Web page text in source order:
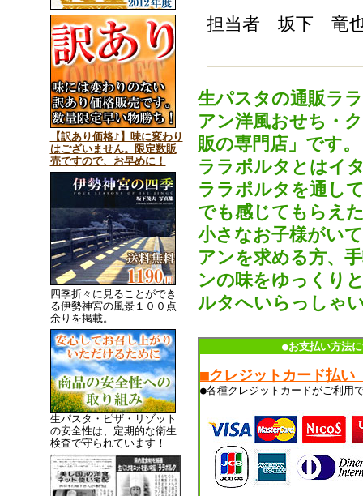
【訳あり価格♪】味に変わり
はございません。限定数販
売ですので、お早めに！
四季折々に見ることができ
る伊勢神宮の風景１００点
余りを掲載。
生パスタ・ピザ・リゾット
の安全性は、定期的な衛生
検査で守られています！
担当者 坂下 竜
生パスタの通販ラ
アン洋風おせち・
販の専門店」です。
ララポルタとはイ
ララポルタを通し
でも感じてもらえ
小さなお子様がい
アンを求める方、
ンの味をゆっくり
ルタへいらっしゃ
●お支払い方法
■クレジットカード払い
●各種クレジットカードがご利用